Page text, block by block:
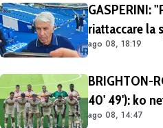
GASPERINI:
riattaccare la
rivedremo in
ago 08, 18:19
BRIGHTON-
40' 49'): ko
tour
ago 08, 14:47